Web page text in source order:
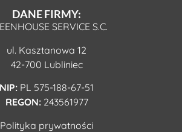
DANE FIRMY:
SERVICE S.C.
ul. Kasztanowa 12
42-700 Lubliniec
NIP: PL 575-188-67-51
REGON:243561977
Polityka prywatności